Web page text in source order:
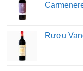
Rượu